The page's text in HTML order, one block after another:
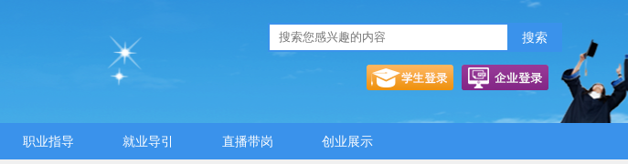
搜索
职业指导 就业导引 直播带岗 创业展示